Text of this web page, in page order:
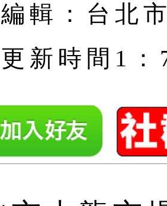
輯：台北
新時間1